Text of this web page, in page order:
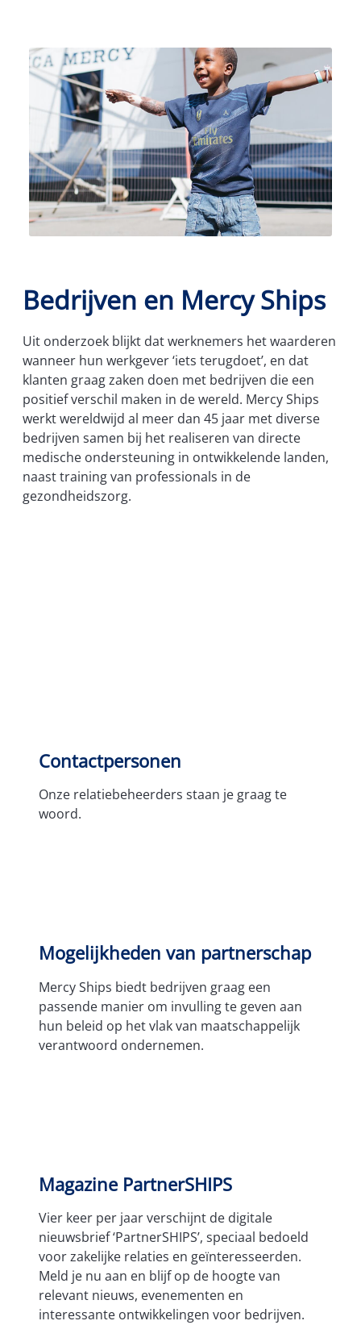
Bedrijven en Mercy Ships
Uit onderzoek blijkt dat werknemers het waarderen
wanneer hun werkgever ‘iets terugdoet’, en dat
klanten graag zaken doen met bedrijven die een
positief verschil maken in de wereld. Mercy Ships
werkt wereldwijd al meer dan 45 jaar met diverse
bedrijven samen bij het realiseren van directe
medische ondersteuning in ontwikkelende landen,
naast training van professionals in de
gezondheidszorg.
Contactpersonen
Onze relatiebeheerders staan je graag te
woord.
Mogelijkheden van partnerschap
Mercy Ships biedt bedrijven graag een
passende manier om invulling te geven aan
hun beleid op het vlak van maatschappelijk
verantwoord ondernemen.
Magazine PartnerSHIPS
Vier keer per jaar verschijnt de digitale
nieuwsbrief ‘PartnerSHIPS’, speciaal bedoeld
voor zakelijke relaties en geïnteresseerden.
Meld je nu aan en blijf op de hoogte van
relevant nieuws, evenementen en
interessante ontwikkelingen voor bedrijven.